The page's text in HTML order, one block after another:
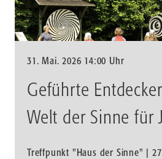
31. Mai. 2026 14:00 Uhr
Geführte
Welt der Sinne für
Treffpunkt "Haus der Sinne" |